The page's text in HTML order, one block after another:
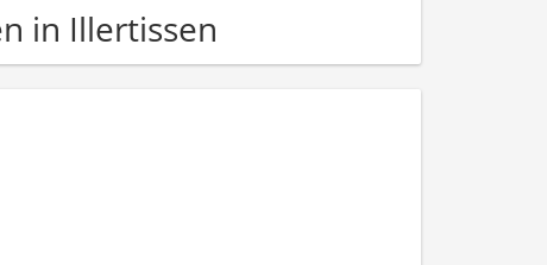
in Illertissen